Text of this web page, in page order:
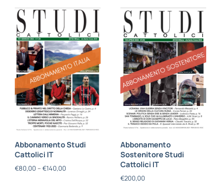
Abbonamento Studi
Cattolici IT
€80,00 – €140,00
Abbonamento
Sostenitore Studi
Cattolici IT
€200,00